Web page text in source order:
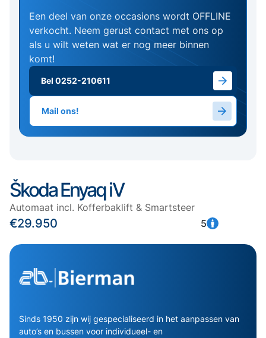
Een deel van onze occasions wordt OFFLINE
verkocht. Neem gerust contact met ons op
als u wilt weten wat er nog meer binnen
komt!
Bel 0252-210611
Mail ons!
Škoda Enyaq iV
Automaat incl. Kofferbaklift & Smartsteer
€29.950 5
Sinds 1950 zijn wij gespecialiseerd in het aanpassen van
auto’s en bussen voor individueel- en